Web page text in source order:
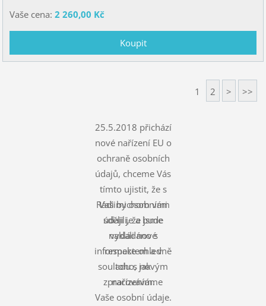
Vaše cena: 2 260,00 Kč
1 2 > >>
25.5.2018 přichází
nové nařízení EU o
ochraně osobních
údajů, chceme Vás
tímto ujistit, že s
Vašimi osobními
údaji je a bude
nakládáno s
respektem a v
souladu s novým
nařízením.
Rádi bychom vám
sdělili, že jsme
vydali nové
informace ohledně
toho, jak
zpracováváme
Vaše osobní údaje.